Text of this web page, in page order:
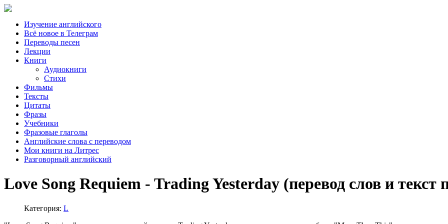
Изучение английского
Всё новое в Телеграм
Переводы песен
Лекции
Книги
Аудиокниги
Стихи
Фильмы
Тексты
Цитаты
Фразы
Учебники
Фразовые глаголы
Английские слова с переводом
Мои книги на Литрес
Разговорный английский
Love Song Requiem - Trading Yesterday (перевод слов и текст
Категория: L